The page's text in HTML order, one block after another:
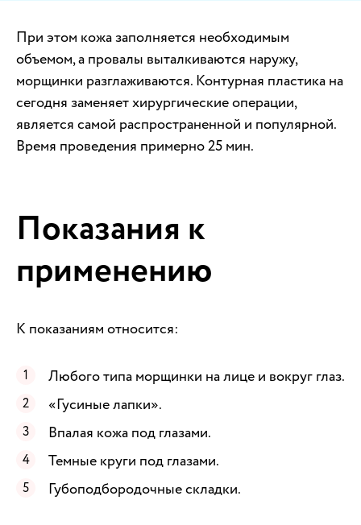
При этом кожа заполняется необходимым
объемом, а провалы выталкиваются наружу,
морщинки разглаживаются. Контурная пластика на
сегодня заменяет хирургические операции,
является самой распространенной и популярной.
Время проведения примерно 25 мин.
Показания к
применению
К показаниям относится:
Любого типа морщинки на лице и вокруг глаз.
«Гусиные лапки».
Впалая кожа под глазами.
Темные круги под глазами.
Губоподбородочные складки.